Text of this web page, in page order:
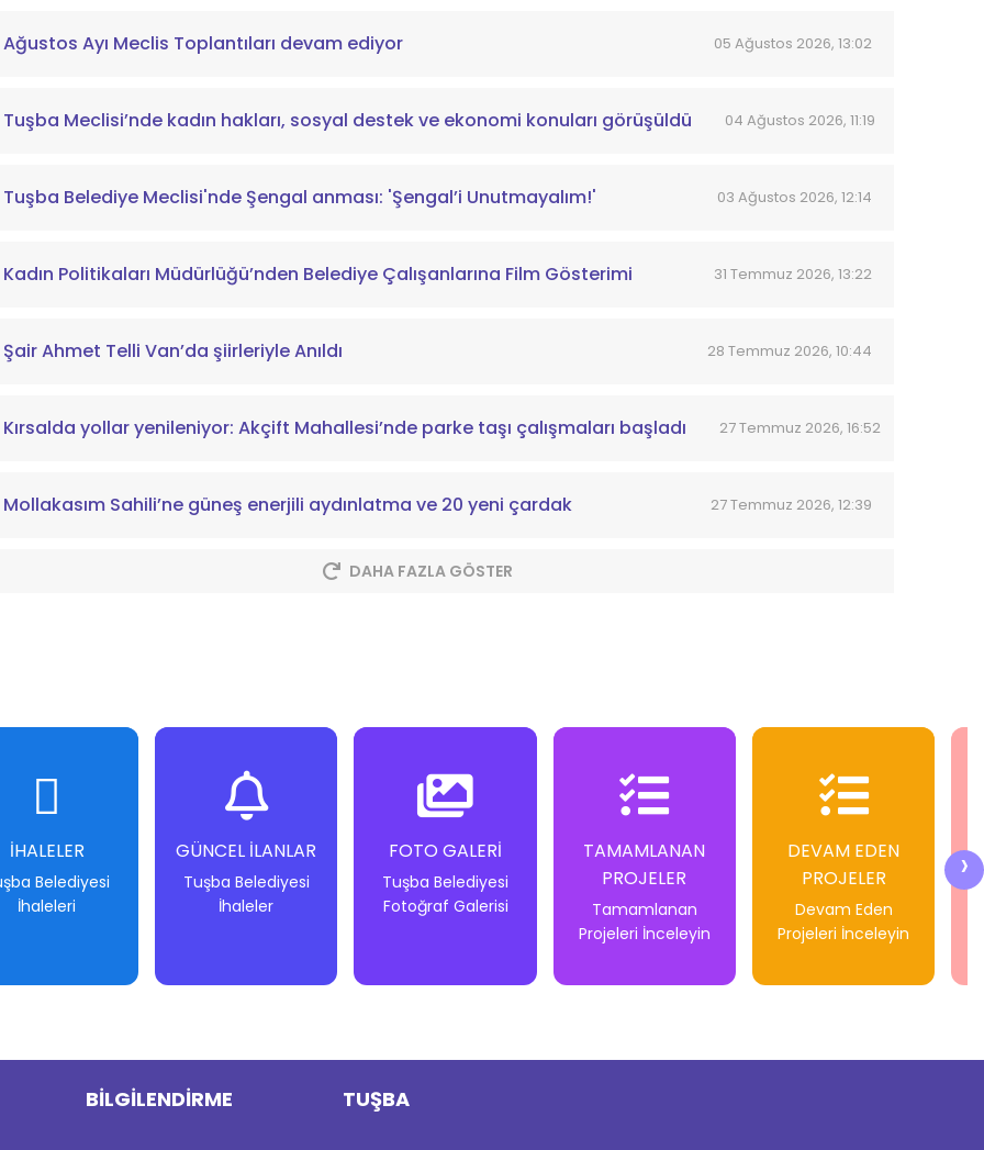
Ağustos Ayı Meclis Toplantıları devam ediyor 05 Ağustos 2026, 13:02
Tuşba Meclisi’nde kadın hakları, sosyal destek ve ekonomi konuları görüşüldü 04 Ağustos 2026, 11:19
Tuşba Belediye Meclisi'nde Şengal anması: 'Şengal’i Unutmayalım!' 03 Ağustos 2026, 12:14
Kadın Politikaları Müdürlüğü’nden Belediye Çalışanlarına Film Gösterimi 31 Temmuz 2026, 13:22
Şair Ahmet Telli Van’da şiirleriyle Anıldı 28 Temmuz 2026, 10:44
Kırsalda yollar yenileniyor: Akçift Mahallesi’nde parke taşı çalışmaları başladı 27 Temmuz 2026, 16:52
Mollakasım Sahili’ne güneş enerjili aydınlatma ve 20 yeni çardak 27 Temmuz 2026, 12:39
DAHA FAZLA GÖSTER
›
İHALELER
Belediyesi
İhaleleri
GÜNCEL İLANLAR
Tuşba Belediyesi
İhaleler
FOTO GALERİ
Tuşba Belediyesi
Fotoğraf Galerisi
TAMAMLANAN
PROJELER
Tamamlanan
Projeleri İnceleyin
DEVAM EDEN
PROJELER
Devam Eden
Projeleri İnceleyin
BİLGİLENDİRME TUŞBA